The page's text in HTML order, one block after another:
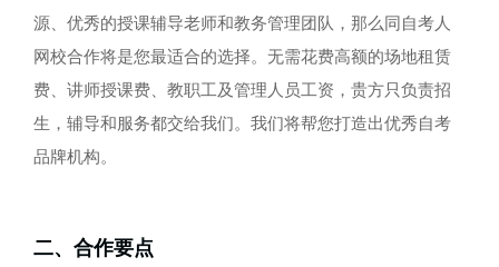
源、优秀的授课辅导老师和教务管理团队，那么同自考人
网校合作将是您最适合的选择。无需花费高额的场地租赁
费、讲师授课费、教职工及管理人员工资，贵方只负责招
生，辅导和服务都交给我们。我们将帮您打造出优秀自考
品牌机构。
二、合作要点